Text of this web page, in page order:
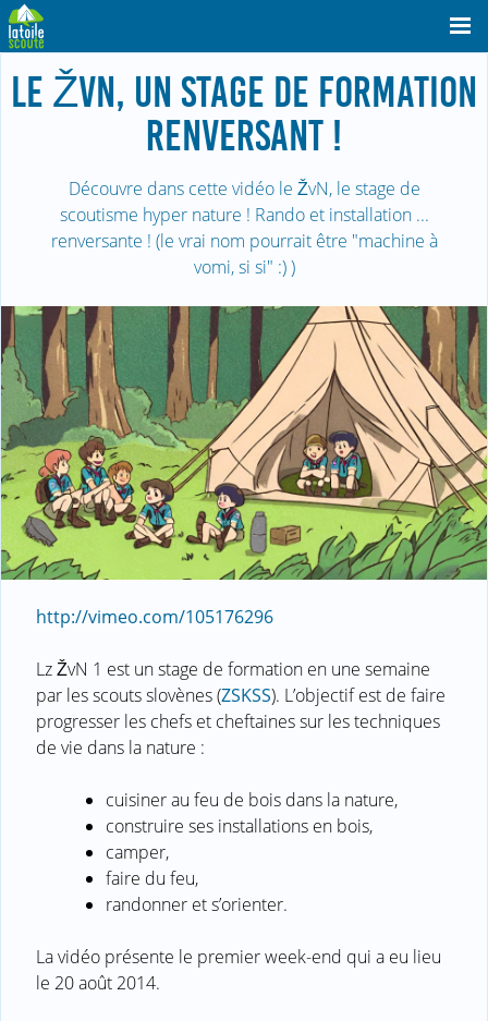
LE ŽVN, UN STAGE DE FORMATION
RENVERSANT !
Découvre dans cette vidéo le ŽvN, le stage de
scoutisme hyper nature ! Rando et installation ...
renversante ! (le vrai nom pourrait être "machine à
vomi, si si" :) )
http://vimeo.com/105176296
Lz ŽvN 1 est un stage de formation en une semaine
par les scouts slovènes (ZSKSS). L’objectif est de faire
progresser les chefs et cheftaines sur les techniques
de vie dans la nature :
cuisiner au feu de bois dans la nature,
construire ses installations en bois,
camper,
faire du feu,
randonner et s’orienter.
La vidéo présente le premier week-end qui a eu lieu
le 20 août 2014.